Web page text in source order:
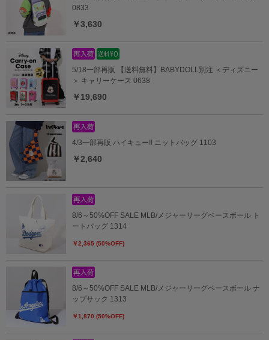
0833
￥3,630
5/18一部再販 【送料無料】BABYDOLL別注 ＜ディズニー
＞ キャリーケース 0638
￥19,690
4/3一部再販 ハイキュー!! ニットバッグ 1103
￥2,640
8/6～50%OFF SALE MLB/メジャーリーグベースボール ト
ートバッグ 1314
￥2,365 (50%OFF)
8/6～50%OFF SALE MLB/メジャーリーグベースボール ナ
ップサック 1313
￥1,870 (50%OFF)